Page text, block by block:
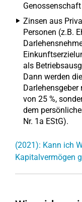
Zinsen aus
Personen (z.B.
als
Dann werden
von 25 %,
dem
Nr. 1a EStG).
(2021): Kann ich
Kapitalvermögen